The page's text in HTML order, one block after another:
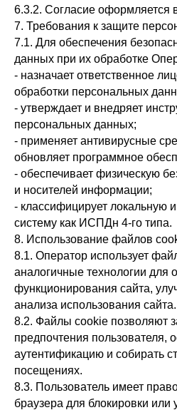
6.3.2. Согласие оформляется
7. Требования к защите
7.1. Для обеспечения
данных при их обработке
- назначает ответственное
обработки персональных
- утверждает и внедряет
персональных данных;
- применяет антивирусные
обновляет программное
- обеспечивает физическую
и носителей информации;
- классифицирует локальную
систему как ИСПДн 4-го типа.
8. Использование файлов
8.1. Оператор использует
аналогичные технологии для
функционирования сайта,
анализа использования сайта.
8.2. Файлы cookie позволяют
предпочтения пользователя,
аутентификацию и собирать
посещениях.
8.3. Пользователь имеет
браузера для блокировки